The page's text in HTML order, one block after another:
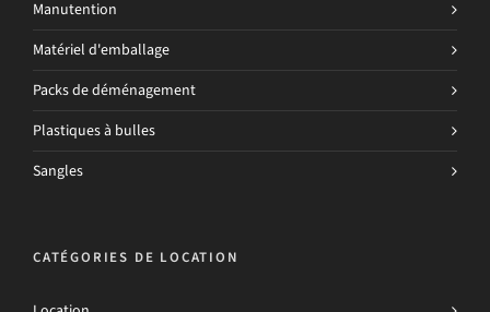
Manutention
Matériel d'emballage
Packs de déménagement
Plastiques à bulles
Sangles
CATÉGORIES DE LOCATION